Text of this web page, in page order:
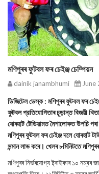
মণিপুৰৰ ফুটবল ফৰ চেইঞ্জ চেম্পিয়ন
dainik janambhumi
ডিজিটেল ডেস্ক : মণিপুৰৰ ফুটবল ফৰ
ফুটবল প্রতিযোগিতাৰ চূড়ান্ত বিজয়ী
যোৰহাট ষ্টেডিয়ামত নৈশালোকত উপচি
মণিপুৰৰ ফুটবল ফৰ চেইঞ্জ দলে যোৰহাট
সন্মান লাভ কৰে। খেলৰ ৮মিনিটতে
মণিপুৰৰ নিৰ্ভৰযোগ্য ষ্ট্ৰাইকাৰ ১০ নম্বৰ